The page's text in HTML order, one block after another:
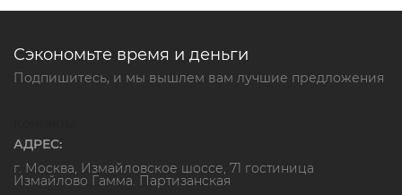
Сэкономьте время и деньги
Подпишитесь, и мы вышлем вам лучшие предложения
АДРЕС:
г. Москва, Измайловское шоссе, 71 гостиница
Измайлово Гамма. Партизанская